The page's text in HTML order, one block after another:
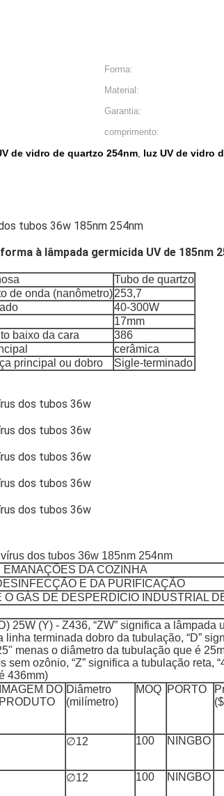
Forma:
Material:
Garantia:
comprimento:
de vidro de quartzo 254nm, luz UV de vidro
tubos 36w 185nm 254nm
à lâmpada germicida UV de 185nm
Tubo de quartzo
de onda (nanômetro) 253,7
40-300W
17mm
baixo da cara
386
cerâmica
principal ou dobro
Sigle-terminado
DA COZINHA
E DA PURIFICAÇÃO
O GÁS DE DESPERDÍCIO INDUSTRIAL
25W (Y) - Z436, “ZW” significa a lâmpada
linha terminada dobro da tubulação, “D”
menas o diâmetro da tubulação que é
sem ozônio, “Z” significa a tubulação reta,
436mm)
IMAGEM DO
PRODUTO
Diâmetro
(milímetro)
MOQ PORTO
∅12 100 NINGBO
∅12 100 NINGBO